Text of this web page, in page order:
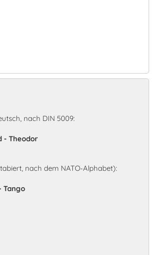
nach DIN 5009:
- Theodor
nach dem NATO-Alphabet):
Tango